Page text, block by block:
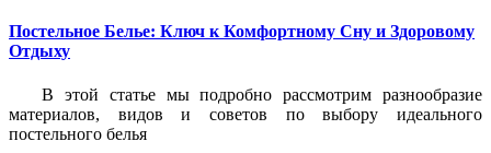
Постельное Белье: Ключ к Комфортному Сну и Здоровому
Отдыху
В этой статье мы подробно рассмотрим разнообразие
материалов, видов и советов по выбору идеального
постельного белья